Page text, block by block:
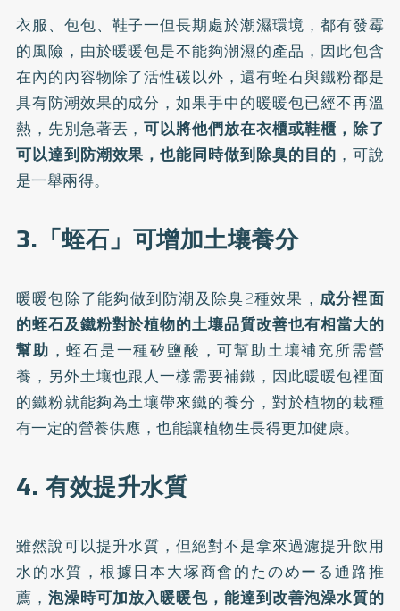
衣服、包包、鞋子一但長期處於潮濕環境，都有發霉
的風險，由於暖暖包是不能夠潮濕的產品，因此包含
在內的內容物除了活性碳以外，還有蛭石與鐵粉都是
具有防潮效果的成分，如果手中的暖暖包已經不再溫
熱，先別急著丟，可以將他們放在衣櫃或鞋櫃，除了
可以達到防潮效果，也能同時做到除臭的目的 ，可說
是一舉兩得。
3.「蛭石」可增加土壤養分
暖暖包除了能夠做到防潮及除臭2種效果， 成分裡面
的蛭石及鐵粉對於植物的土壤品質改善也有相當大的
幫助 ，蛭石是一種矽鹽酸，可幫助土壤補充所需營
養，另外土壤也跟人一樣需要補鐵，因此暖暖包裡面
的鐵粉就能夠為土壤帶來鐵的養分，對於植物的栽種
有一定的營養供應，也能讓植物生長得更加健康。
4. 有效提升水質
雖然說可以提升水質，但絕對不是拿來過濾提升飲用
水的水質，根據日本大塚商會的たのめーる通路推
薦， 泡澡時可加放入暖暖包，能達到改善泡澡水質的